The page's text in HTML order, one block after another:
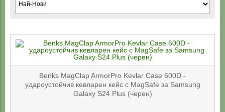
Benks MagClap ArmorPro Kevlar Case 600D -
удароустойчив кевларен кейс с MagSafe за Samsung
Galaxy S24 Plus (черен)